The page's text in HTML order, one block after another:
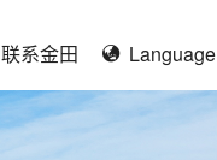
联系金田 Language